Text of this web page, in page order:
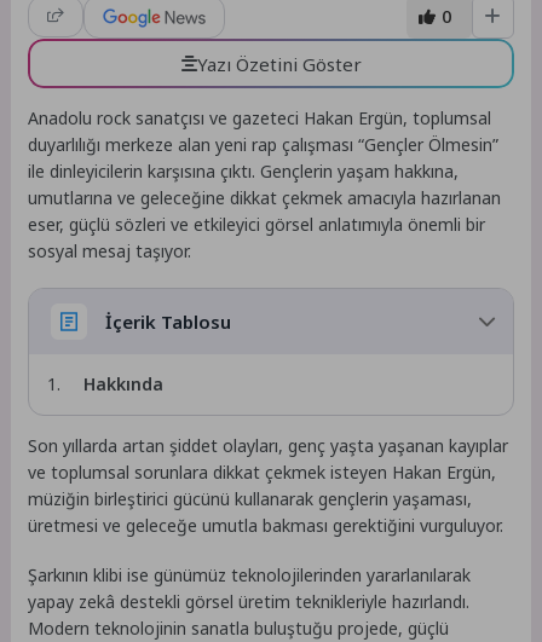
0
Yazı Özetini Göster
Anadolu rock sanatçısı ve gazeteci Hakan Ergün, toplumsal
duyarlılığı merkeze alan yeni rap çalışması “Gençler Ölmesin”
ile dinleyicilerin karşısına çıktı. Gençlerin yaşam hakkına,
umutlarına ve geleceğine dikkat çekmek amacıyla hazırlanan
eser, güçlü sözleri ve etkileyici görsel anlatımıyla önemli bir
sosyal mesaj taşıyor.
İçerik Tablosu
Hakkında
Son yıllarda artan şiddet olayları, genç yaşta yaşanan kayıplar
ve toplumsal sorunlara dikkat çekmek isteyen Hakan Ergün,
müziğin birleştirici gücünü kullanarak gençlerin yaşaması,
üretmesi ve geleceğe umutla bakması gerektiğini vurguluyor.
Şarkının klibi ise günümüz teknolojilerinden yararlanılarak
yapay zekâ destekli görsel üretim teknikleriyle hazırlandı.
Modern teknolojinin sanatla buluştuğu projede, güçlü